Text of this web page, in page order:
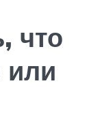
что
или